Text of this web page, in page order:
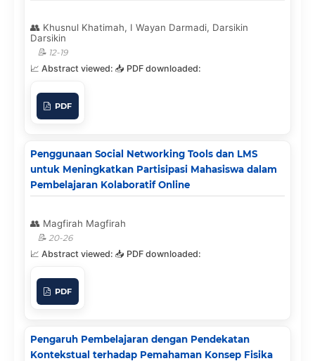
Khusnul Khatimah, I Wayan Darmadi, Darsikin
Darsikin
12-19
PDF
Penggunaan Social Networking Tools dan LMS
untuk Meningkatkan Partisipasi Mahasiswa dalam
Pembelajaran Kolaboratif Online
Magfirah Magfirah
20-26
PDF
Pengaruh Pembelajaran dengan Pendekatan
Kontekstual terhadap Pemahaman Konsep Fisika